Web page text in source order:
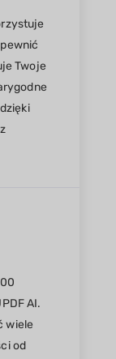
Twoje
AI.
wiele
od